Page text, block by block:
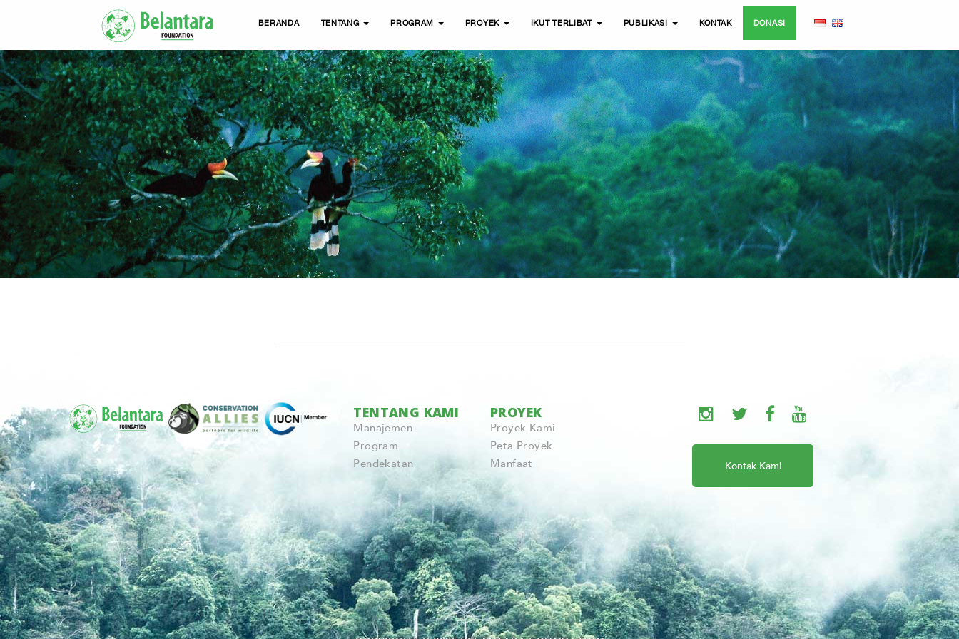
BERANDA TENTANG PROGRAM PROYEK IKUT TERLIBAT PUBLIKASI KONTAK DONASI
TENTANG KAMI
Manajemen
Program
Pendekatan
PROYEK
Proyek Kami
Peta Proyek
Manfaat
Kontak Kami